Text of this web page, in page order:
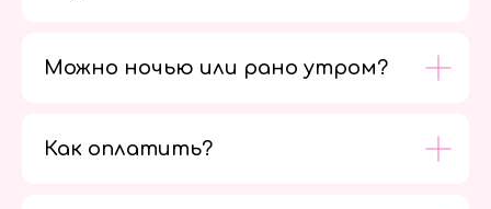
Можно ночью или рано утром?
Как оплатить?